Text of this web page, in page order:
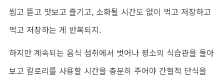
씹고 뜯고 맛보고 즐기고, 소화될 시간도 없이 먹고 저장하고
먹고 저장하는 게 반복되지.
하지만 계속되는 음식 섭취에서 벗어나 평소의 식습관을 돌아
보고 칼로리를 사용할 시간을 충분히 주어야 간헐적 단식을